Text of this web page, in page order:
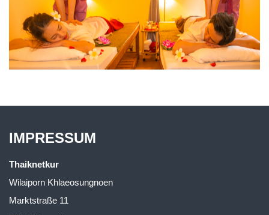
IMPRESSUM
Thaiknetkur
Wilaiporn Khlaeosungnoen
Marktstraße 11